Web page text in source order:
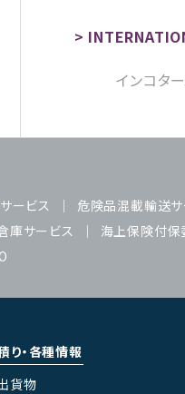
インコタ
ービス 危険品混載輸送サ
庫サービス 海上保険付保
り・各種情報
貨物